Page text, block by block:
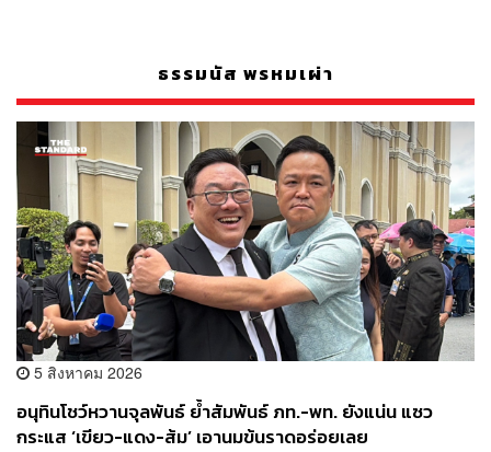
ธรรมนัส พรหมเผ่า
5 สิงหาคม 2026
อนุทินโชว์หวานจุลพันธ์ ย้ำสัมพันธ์ ภท.-พท. ยังแน่น แซว
กระแส ‘เขียว-แดง-ส้ม’ เอานมข้นราดอร่อยเลย